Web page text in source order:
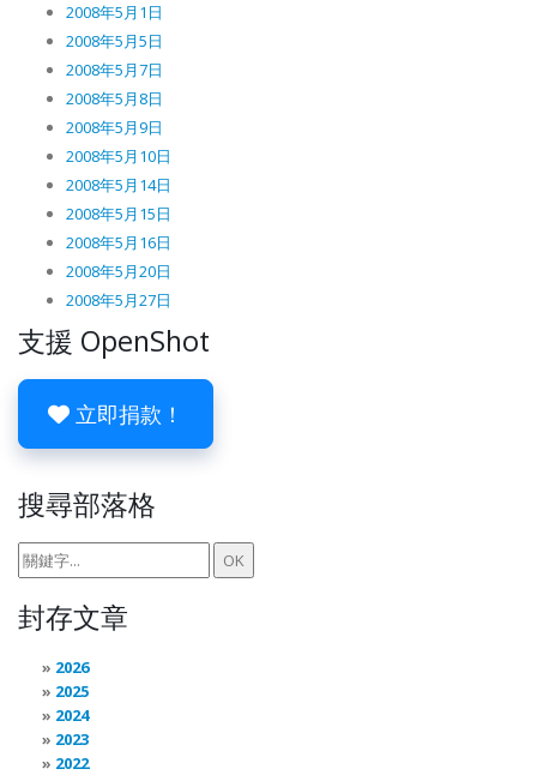
2008年5月1日
2008年5月5日
2008年5月7日
2008年5月8日
2008年5月9日
2008年5月10日
2008年5月14日
2008年5月15日
2008年5月16日
2008年5月20日
2008年5月27日
支援 OpenShot
立即捐款！
搜尋部落格
封存文章
2026
2025
2024
2023
2022